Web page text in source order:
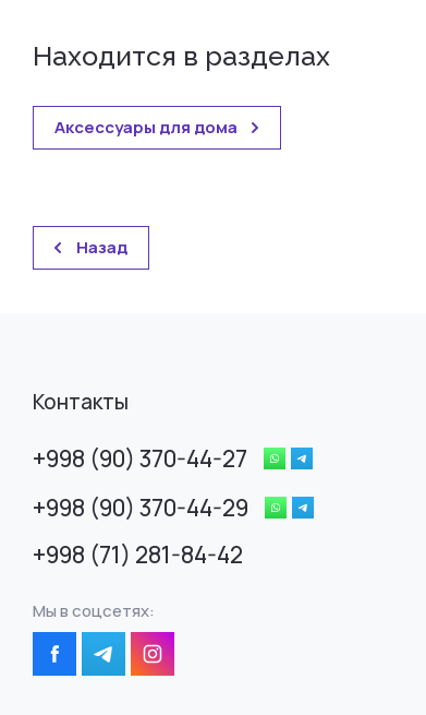
Находится в разделах
Аксессуары для дома
Назад
Контакты
+998 (90) 370-44-27
+998 (90) 370-44-29
+998 (71) 281-84-42
Мы в соцсетях: